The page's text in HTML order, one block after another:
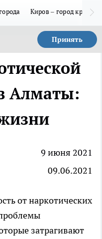
Киров – город
Принять
Алматы:
9 июня 2021
09.06.2021
от наркотических
затрагивают